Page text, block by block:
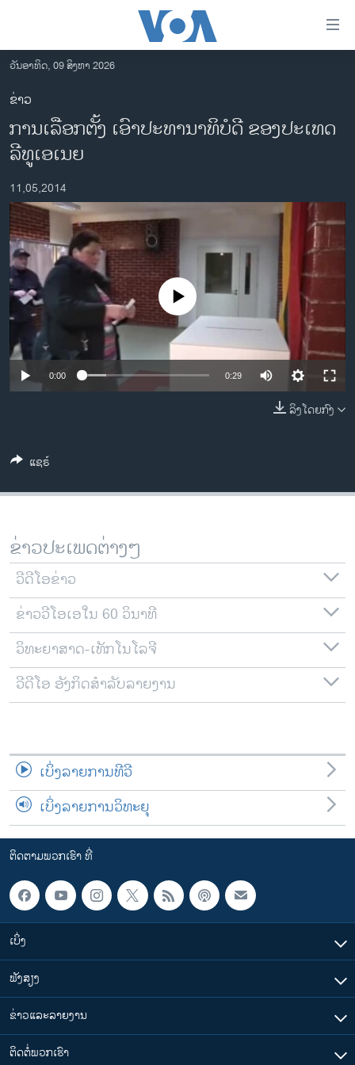
ເຂົ້າ
ຫາ
ຂ້າມ
ຂ້າມ
ຂ້າມ
ໄປ
ຫາ
ຊອກ
ຄົ້ນ
ອາເມຣິກາ
ການເລືອກຕັ້ງ ປະທານາທີບໍດີ ສະຫະລັດ 2024
ຂ່າວ​ຈີນ
ໂລກ
ເອເຊຍ
ອິດສະຫຼະພາບດ້ານການຂ່າວ
ຊີວິດຊາວລາວ
ຊຸມຊົນຊາວລາວ
ວິທະຍາສາດ-ເທັກໂນໂລຈີ
ທຸລະກິດ
ວີດີໂອ
ລາຍງານ
ພາສາຕ່າງໆ
ວັນອາທິດ, 09 ສິງຫາ 2026
ຂ່າວ
ການເລືອກ​ຕັ້ງ ​ເອົາປະທານາທິບໍດີ ຂອງປະເທດ
ລີ​ທູ​ເອ​ເນຍ
11,05,2014
No media source currently available
0:00 0:29
ລິງໂດຍກົງ
ແຊຣ໌
ຂ່າວປະເພດຕ່າງໆ
ວີດີໂອຂ່າວ
ຂ່າວວີໂອເອໃນ 60 ວິນາທີ
ວິທະຍາສາດ-ເທັກໂນໂລຈີ
ວີດີໂອ ອັງກິດສຳລັບລາຍງານ
ເບິ່ງລາຍການທີວີ
ເບິ່ງລາຍການວິທະຍຸ
ຕິດຕາມພວກເຮົາ ທີ່
ເບິ່ງ
ຟັງສຽງ
ຂ່າວແລະລາຍງານ
ຕິດຕໍ່ພວກເຮົາ